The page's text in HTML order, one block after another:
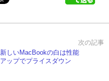
新しいMacBookの白は性能
アップでプライスダウン